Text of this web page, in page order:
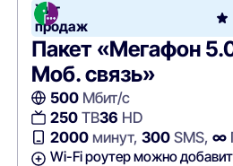
Хит
продаж
Пакет «Мегафон
Моб. связь»
500Мбит/с
250ТВ36 HD
2000минут, 300SMS, ∞
Wi-Fi роутер можно